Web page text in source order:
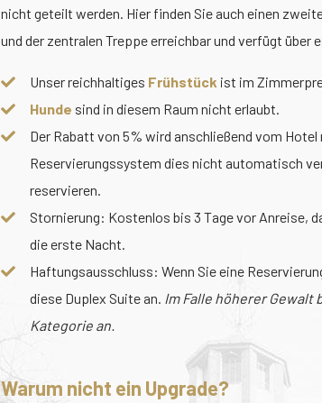
nicht geteilt werden. Hier finden Sie auch einen
und der zentralen Treppe erreichbar und verfügt über
Unser reichhaltiges Frühstück ist im
Hunde sind in diesem Raum nicht erlaubt.
Der Rabatt von 5% wird anschließend vom
Reservierungssystem dies nicht automatisch
reservieren.
Stornierung: Kostenlos bis 3 Tage vor Anreise,
die erste Nacht.
Haftungsausschluss: Wenn Sie eine
diese Duplex Suite an. Im Falle höherer Gewalt
Kategorie an.
Warum nicht ein Upgrade?